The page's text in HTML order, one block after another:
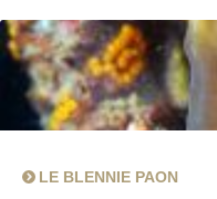
LE BLENNIE PAON